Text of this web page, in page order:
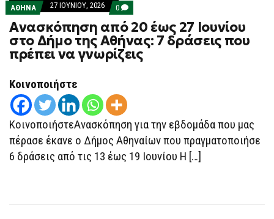
ΑΘΗΝΑ 27 ΙΟΥΝΊΟΥ, 2026 0 COMMENTS
ON
ΑΝΑΣΚΌΠΗΣΗ
ΑΠΌ
20
ΈΩΣ
27
ΤΗΣ
ΑΘΉΝΑΣ:
7
ΔΡΆΣΕΙΣ
ΠΟΥ
ΠΡΈΠΕΙ
ΝΑ
ΓΝΩΡΊΖΕΙΣ
Ανασκόπηση από 20 έως 27 Ιουνίου
στο Δήμο της Αθήνας: 7 δράσεις που
πρέπει να γνωρίζεις
Κοινοποιήστε
ΚοινοποιήστεΑνασκόπηση για την εβδομάδα που μας
πέρασε έκανε ο Δήμος Αθηναίων που πραγματοποιήσε
6 δράσεις από τις 13 έως 19 Ιουνίου Η […]